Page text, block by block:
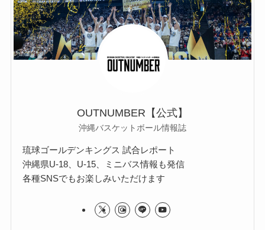
OUTNUMBER【公式】
沖縄バスケットボール情報誌
琉球ゴールデンキングス 試合レポート
沖縄県U-18、U-15、ミニバス情報も発信
各種SNSでもお楽しみいただけます